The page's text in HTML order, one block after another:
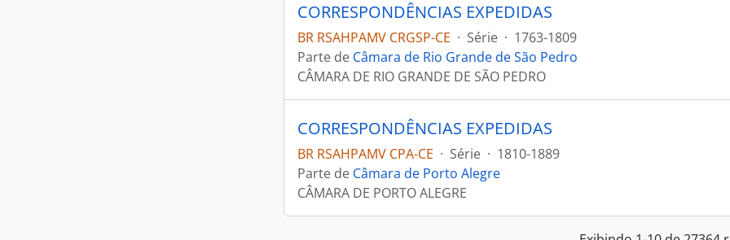
CORRESPONDÊNCIAS EXPEDIDAS
BR RSAHPAMV CRGSP-CE · Série · 1763-1809
Parte de Câmara de Rio Grande de São Pedro
CÂMARA DE RIO GRANDE DE SÃO PEDRO
CORRESPONDÊNCIAS EXPEDIDAS
BR RSAHPAMV CPA-CE · Série · 1810-1889
Parte de Câmara de Porto Alegre
CÂMARA DE PORTO ALEGRE